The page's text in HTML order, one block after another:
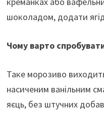
шоколадом, додати
Чому варто
Таке морозиво
насиченим ванільним
яєць, без штучних